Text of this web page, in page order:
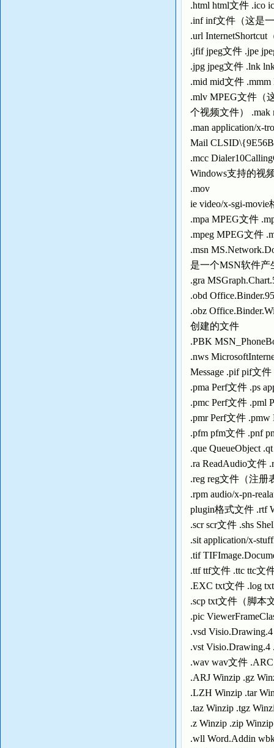
.html html文件 .ico
.inf inf文件（这是
.url
.jfif jpeg文件 .jpe
.jpg jpeg文件 .lnk
.mid mid文件 .mmm
.mlv MPEG文件（
个视频文件） .mak
.man application/x-
Mail
.mcc
Windows支持的视
.mov
ie video/x-sgi-
.mpa MPEG文件
.mpeg MPEG文件
.msn
是一个MSN软件产
.gra
.obd
.obz
创建的文件
.PBK
.nws
Message .pif pif文件
.pma Perf文件 .ps
.pmc Perf文件 .pml
.pmr Perf文件 .pmw
.pfm pfm文件 .pnf
.que QueueObject
.ra ReadAudio文件
.reg reg文件（注册
.rpm audio/x-pn-
plugin格式文件 .rtf
.scr scr文件 .shs
.sit application/x-
.tif
.ttf ttf文件 .ttc ttc文
.EXC txt文件 .log
.scp txt文件（脚本
.pic
.vsd
.vst
.wav wav文件
.ARJ Winzip .gz
.LZH Winzip .tar
.taz Winzip .tgz
.z Winzip .zip Winzip
.wll Word.Addin